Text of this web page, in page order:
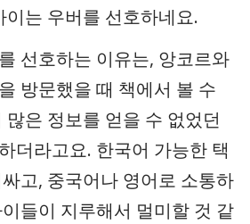
이는 우버를 선호하네요.
선호하는 이유는, 앙코르와
방문했을 때 책에서 볼 수
은 정보를 얻을 수 없었던
더라고요. 한국어 가능한 택
고, 중국어나 영어로 소통하
들이 지루해서 멀미할 것 같